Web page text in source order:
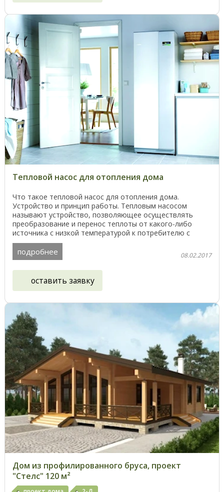
Тепловой насос для отопления дома
Что такое тепловой насос для отопления дома.
Устройство и принцип работы. Тепловым насосом
называют устройство, позволяющее осуществлять
преобразование и перенос теплоты от какого-либо
источника с низкой температурой к потребителю с
более высокими ...
подробнее 08.02.2017
оставить заявку
Дом из профилированного бруса, проект
"Стелс" 120 м²